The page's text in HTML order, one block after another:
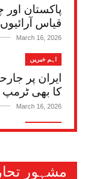
پاکستان اور
قیاس
March 16, 2026
اہم خبریں
کا بھی ٹرمپ
March 16, 2026
اہم خبریں
ساہیوال میں
March 16, 2026
مشہور